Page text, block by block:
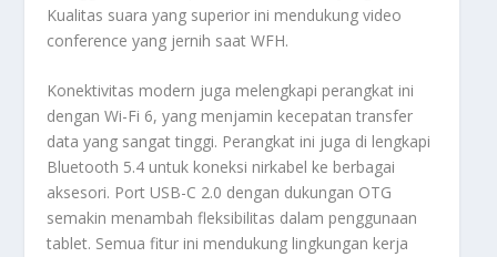
Kualitas suara yang superior ini mendukungvideo
conference yang jernih saat WFH.
Konektivitas modern juga melengkapi perangkat ini
dengan Wi-Fi 6, yang menjamin kecepatan transfer
data yang sangat tinggi. Perangkat ini juga di lengkapi
Bluetooth 5.4 untuk koneksi nirkabel ke berbagai
aksesori. Port USB-C 2.0 dengan dukungan OTG
semakin menambah fleksibilitas dalam penggunaan
tablet. Semua fitur ini mendukung lingkungan kerja